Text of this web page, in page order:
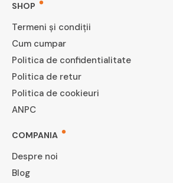
SHOP
Termeni și condiții
Cum cumpar
Politica de confidentialitate
Politica de retur
Politica de cookieuri
ANPC
COMPANIA
Despre noi
Blog